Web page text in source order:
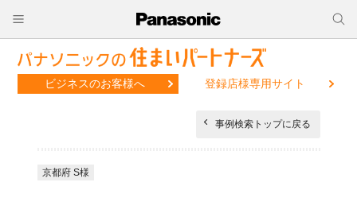
ビジネスのお客様へ 登録店様専用サイト
事例検索トップに戻る
京都府 S様